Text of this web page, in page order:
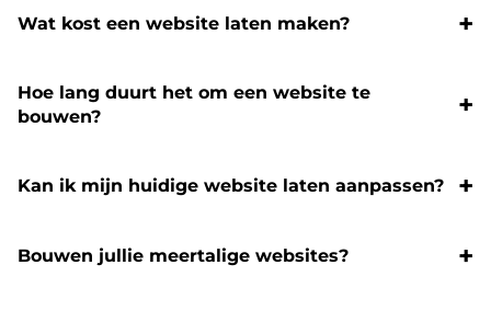
Wat kost een website laten maken?
Hoe lang duurt het om een website te
bouwen?
Kan ik mijn huidige website laten aanpassen?
Bouwen jullie meertalige websites?